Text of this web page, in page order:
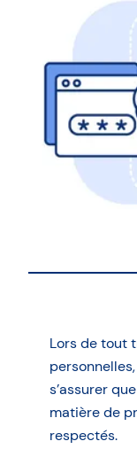
Lors de tout
s’assurer
matière de
respectés.